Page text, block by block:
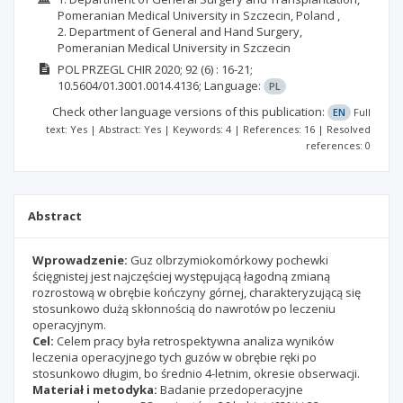
Pomeranian Medical University in Szczecin, Poland ,
2. Department of General and Hand Surgery,
Pomeranian Medical University in Szczecin
POL PRZEGL CHIR2020; 92(6) : 16-21;
10.5604/01.3001.0014.4136; Language: PL
Check other language versions of this publication: EN
Full
text: Yes | Abstract: Yes | Keywords: 4 | References: 16 | Resolved
references: 0
Abstract
Wprowadzenie: Guz olbrzymiokomórkowy pochewki
ścięgnistej jest najczęściej występującą łagodną zmianą
rozrostową w obrębie kończyny górnej, charakteryzującą się
stosunkowo dużą skłonnością do nawrotów po leczeniu
operacyjnym.
Cel: Celem pracy była retrospektywna analiza wyników
leczenia operacyjnego tych guzów w obrębie ręki po
stosunkowo długim, bo średnio 4-letnim, okresie obserwacji.
Materiał i metodyka: Badanie przedoperacyjne